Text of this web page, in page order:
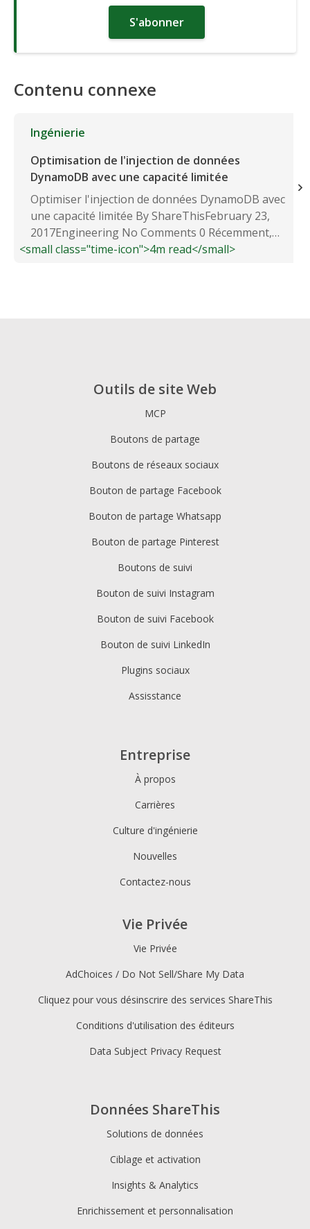
S'abonner
Contenu connexe
Ingénierie
Optimisation de l'injection de données
DynamoDB avec une capacité limitée
Optimiser l'injection de données DynamoDB avec
une capacité limitée By ShareThisFebruary 23,
2017Engineering No Comments 0 Récemment,
nous...
<small class="time-icon">4m read</small>
Outils de site Web
MCP
Boutons de partage
Boutons de réseaux sociaux
Bouton de partage Facebook
Bouton de partage Whatsapp
Bouton de partage Pinterest
Boutons de suivi
Bouton de suivi Instagram
Bouton de suivi Facebook
Bouton de suivi LinkedIn
Plugins sociaux
Assisstance
Données ShareThis
Solutions de données
Ciblage et activation
Insights & Analytics
Enrichissement et personnalisation
Entreprise
À propos
Carrières
Culture d'ingénierie
Nouvelles
Contactez-nous
Vie Privée
Vie Privée
AdChoices / Do Not Sell/Share My Data
Cliquez pour vous désinscrire des services ShareThis
Conditions d'utilisation des éditeurs
Data Subject Privacy Request